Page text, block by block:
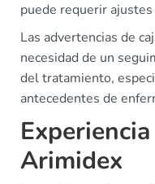
puede requerir
Las advertencias de
necesidad de un
del tratamiento,
antecedentes de
Arimidex